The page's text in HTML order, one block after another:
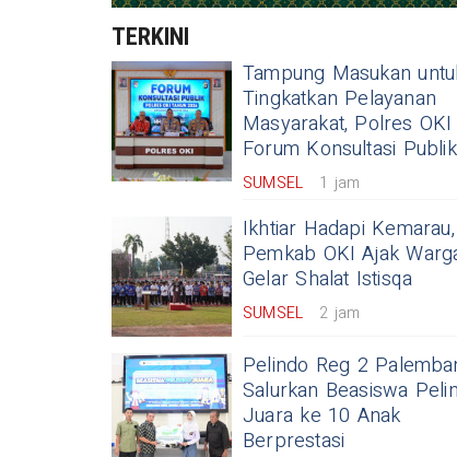
TERKINI
Tampung Masukan
Tingkatkan Pelayanan
Masyarakat, Polres
Forum Konsultasi Publik
SUMSEL 1 jam
Ikhtiar Hadapi Kemarau,
Pemkab OKI Ajak
Gelar Shalat Istisqa
SUMSEL 2 jam
Pelindo Reg 2
Salurkan Beasiswa
Juara ke 10 Anak
Berprestasi